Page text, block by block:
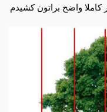
واضح براتون کشیدم